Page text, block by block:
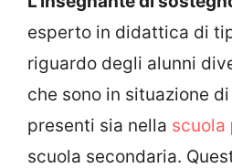
esperto in didattica di
riguardo degli alunni
che sono in situazione
presenti sia nella scuola
scuola secondaria.